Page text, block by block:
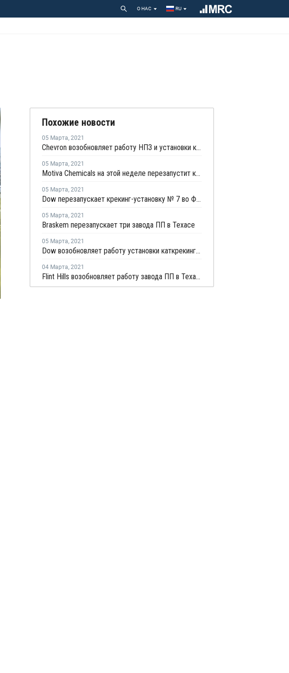
О НАС RU
Похожие новости
05 Марта, 2021
Chevron возобновляет работу НПЗ и установки каткрекинга в Пасадене
05 Марта, 2021
Motiva Chemicals на этой неделе перезапустит крекинг-установку в Порт-Артуре
05 Марта, 2021
Dow перезапускает крекинг-установку № 7 во Фрипорте
05 Марта, 2021
Braskem перезапускает три завода ПП в Техасе
05 Марта, 2021
Dow возобновляет работу установки каткрекинга во Фрипорте
04 Марта, 2021
Flint Hills возобновляет работу завода ПП в Техасе